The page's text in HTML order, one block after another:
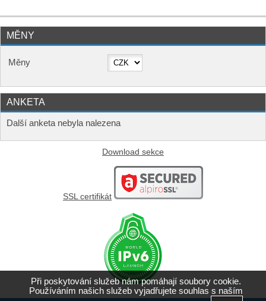
MĚNY
Měny
ANKETA
Další anketa nebyla nalezena
Download sekce
SSL certifikát
Při poskytování služeb nám pomáhají soubory cookie.
Používáním našich služeb vyjadřujete souhlas s naším